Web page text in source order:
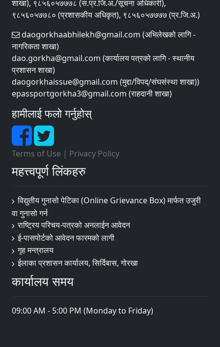
शाखा), ९८५६०५७७७८ (स.प्र.जि.अ./सूचना अधिकारी),
९८५६०५७७८० (प्रशासकीय अधिकृत), ९८५६०५७७७७ (प्र.जि.अ.)
daogorkhaabhilekh@gmail.com (अभिलेखको लागि -
नागरिकता शाखा)
dao.gorkha@gmail.com (कार्यालय पत्रको लागि - स्थानीय
प्रशासन शाखा)
daogorkhaissue@gmail.com (मुद्दा/विपद्/संघसंस्था शाखा))
epassportgorkha3@gmail.com (राहदानी शाखा)
हामीलाई फलो गर्नुहोस्
Terms of Use | Privacy Policy
महत्त्वपूर्ण लिंकहरु
विद्युतीय गुनासो पेटिका (Online Grievance Box) मार्फत उजुरी
वा गुनासो गर्न
राष्‍ट्रिय परिचय-पत्रको अनलाईन आवेदन
ई-पासपोर्टको आवेदन फारमको लागी
गृह मन्त्रालय
ईलाका प्रशासन कार्यालय, सिर्दिबास, गोरखा
कार्यालय समय
09:00 AM - 5:00 PM (Monday to Friday)